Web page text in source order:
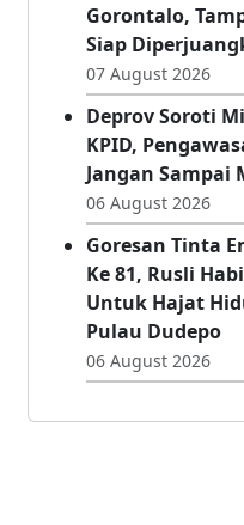
07 August 2026
Rusli Habibie
Gorontalo,
Siap
07 August 2026
Deprov Soroti
KPID,
Jangan Sampai
06 August 2026
Goresan Tinta
Ke 81, Rusli
Untuk Hajat